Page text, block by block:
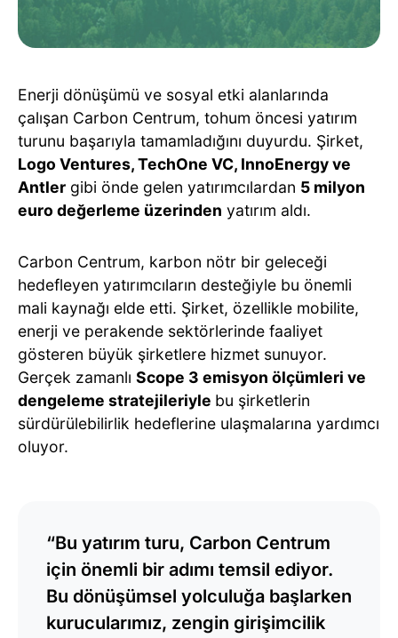
Enerji dönüşümü ve sosyal etki alanlarında
çalışan Carbon Centrum, tohum öncesi yatırım
turunu başarıyla tamamladığını duyurdu. Şirket,
Logo Ventures, TechOne VC, InnoEnergy ve
Antler gibi önde gelen yatırımcılardan 5 milyon
euro değerleme üzerinden yatırım aldı.
Carbon Centrum, karbon nötr bir geleceği
hedefleyen yatırımcıların desteğiyle bu önemli
mali kaynağı elde etti. Şirket, özellikle mobilite,
enerji ve perakende sektörlerinde faaliyet
gösteren büyük şirketlere hizmet sunuyor.
Gerçek zamanlı Scope 3 emisyon ölçümleri ve
dengeleme stratejileriyle bu şirketlerin
sürdürülebilirlik hedeflerine ulaşmalarına yardımcı
oluyor.
“Bu yatırım turu, Carbon Centrum
için önemli bir adımı temsil ediyor.
Bu dönüşümsel yolculuğa başlarken
kurucularımız, zengin girişimcilik